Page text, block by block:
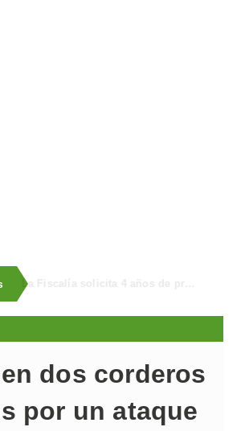
dos corderos
por un ataque